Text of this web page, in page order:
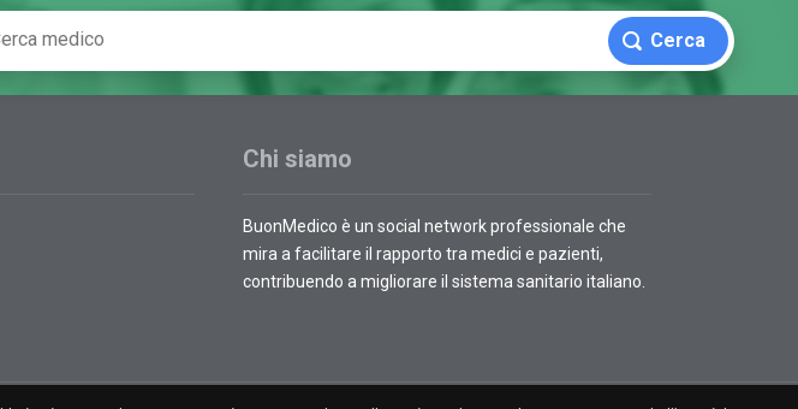
Cerca
Chi siamo
BuonMedico è un social network professionale che
mira a facilitare il rapporto tra medici e pazienti,
contribuendo a migliorare il sistema sanitario italiano.